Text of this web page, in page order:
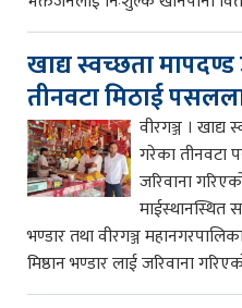
खाद्य स्वच्छता
तीनवटा मिठाई
वीरगञ्ज ।
गरेका तीनवटा
जरिवाना
माईस्थानस्थित
भण्डार तथा वीरगञ्ज
मिष्ठान भण्डार लाई जरिवाना